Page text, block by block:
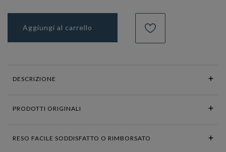
Aggiungi al carrello
DESCRIZIONE
PRODOTTI ORIGINALI
RESO FACILE SODDISFATTO O RIMBORSATO